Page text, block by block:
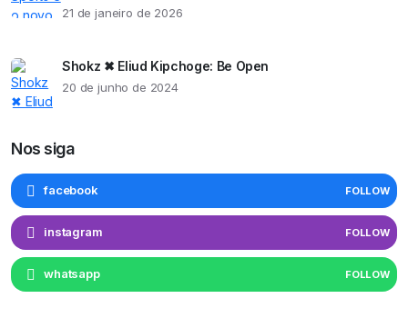
21 de janeiro de 2026
Shokz ✖ Eliud Kipchoge: Be Open
20 de junho de 2024
Nos siga
facebook FOLLOW
instagram FOLLOW
whatsapp FOLLOW